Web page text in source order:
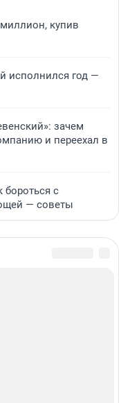
купив
исполнился год —
зачем
и переехал в
с
— советы